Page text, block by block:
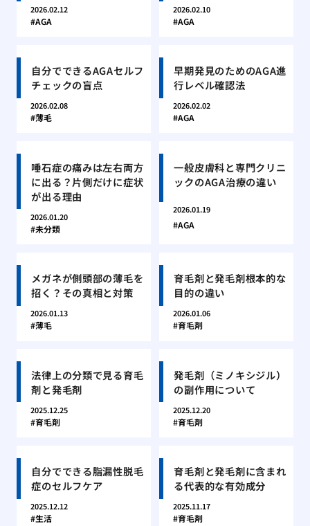
2026.02.12
AGA
2026.02.10
AGA
自分でできるAGAセルフ
チェックの盲点
2026.02.08
薄毛
早期発見のためのAGA進
行レベル確認法
2026.02.02
AGA
唾石症の痛みは左右両方
に出る？片側だけに症状
が出る理由
2026.01.20
未分類
一般皮膚科と専門クリニ
ックのAGA治療の違い
2026.01.19
AGA
メガネが側頭部の薄毛を
招く？その真相と対策
2026.01.13
薄毛
育毛剤と発毛剤根本的な
目的の違い
2026.01.06
育毛剤
法律上の分類で見る育毛
剤と発毛剤
2025.12.25
育毛剤
発毛剤（ミノキシジル）
の副作用について
2025.12.20
育毛剤
自分でできる脂漏性脱毛
症のセルフケア
2025.12.12
生活
育毛剤と発毛剤に含まれ
る代表的な有効成分
2025.11.17
育毛剤